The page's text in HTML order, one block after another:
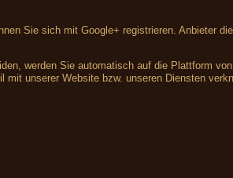
Sie sich mit Google+ registrieren. Anbieter
werden Sie automatisch auf die Plattform
mit unserer Website bzw. unseren Diensten